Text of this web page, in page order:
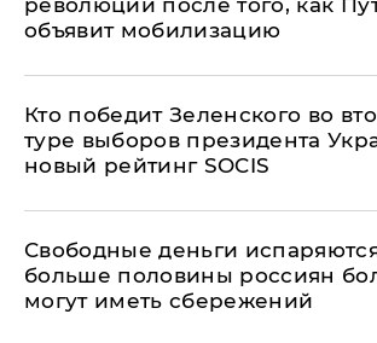
объявит мобилизацию
Кто победит Зеленского во
туре выборов президента
новый рейтинг SOCIS
Свободные деньги
больше половины россиян
могут иметь сбережений